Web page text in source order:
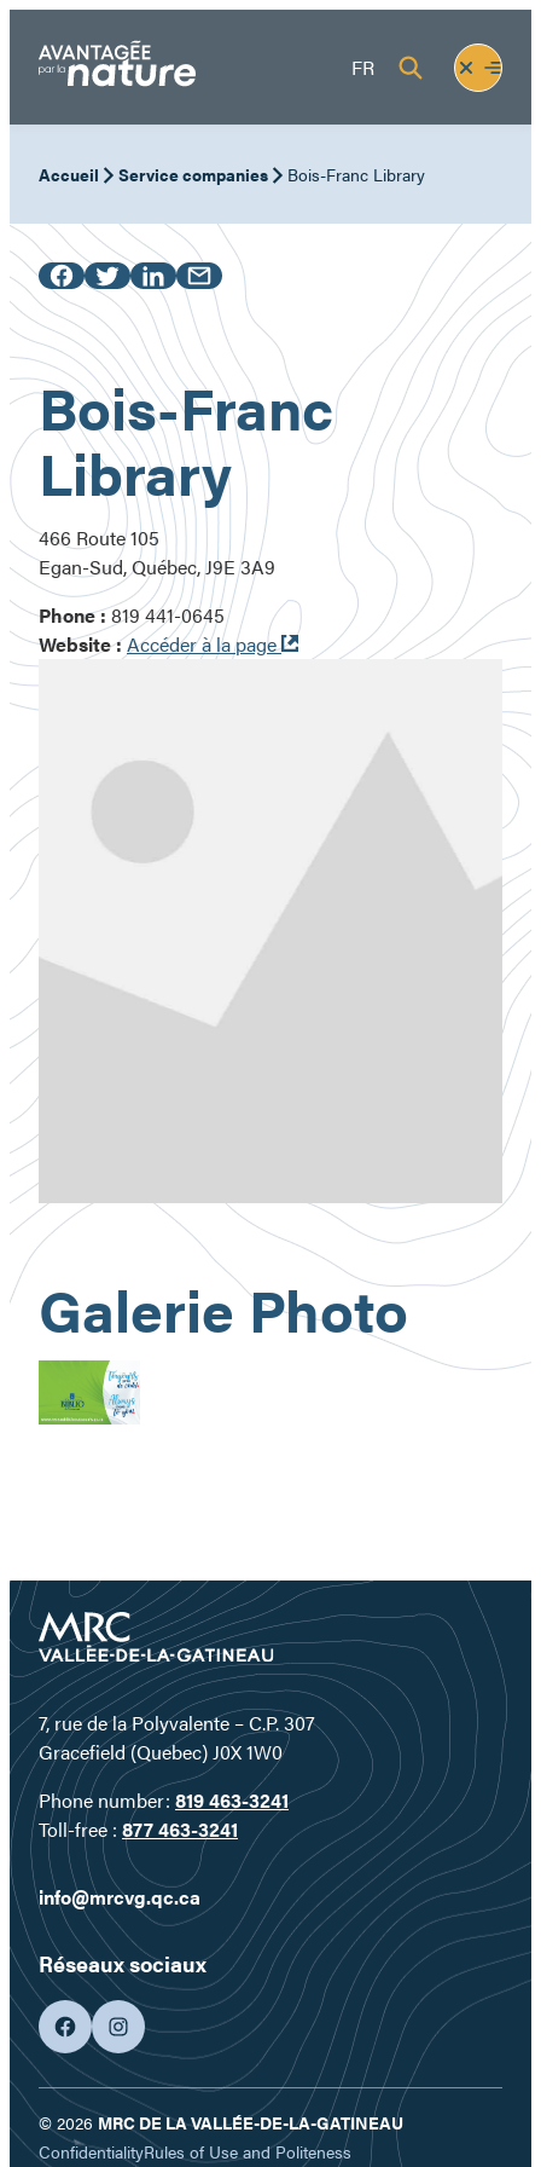
content
FR
Fermer
le
menu
Ouvrir
le
Accueil Service companies Bois-Franc Library
Bois-Franc
Library
466 Route 105
Egan-Sud, Québec, J9E 3A9
Phone :819 441-0645
Website :Accéder à la page Ouvre
Galerie Photo
7, rue de la Polyvalente – C.P. 307
Gracefield (Quebec) J0X 1W0
Phone number: 819 463-3241
Toll-free : 877 463-3241
info@mrcvg.qc.ca
Réseaux sociaux
facebookgoogleplus
© 2026 MRC DE LA VALLÉE-DE-LA-GATINEAU
ConfidentialityRules of Use and Politeness